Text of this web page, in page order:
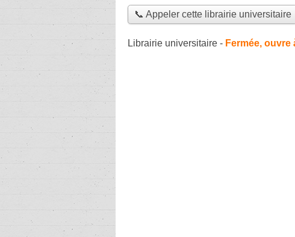
📞 Appeler cette librairie universitaire
Librairie universitaire - Fermée, ouvre